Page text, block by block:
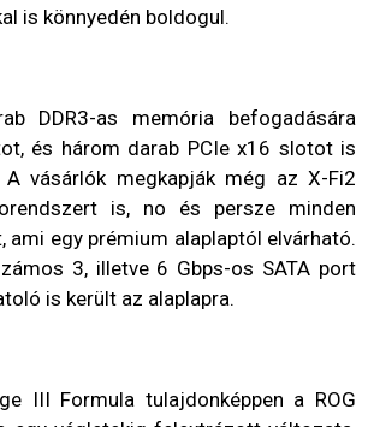
is könnyedén boldogul.
DDR3-as memória befogadására
és három darab PCIe x16 slotot is
vásárlók megkapják még az X-Fi2
is, no és persze minden
ami egy prémium alaplaptól elvárható.
3, illetve 6 Gbps-os SATA port
is került az alaplapra.
III Formula tulajdonképpen a ROG